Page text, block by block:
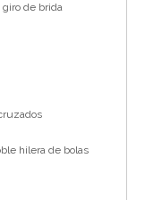
Português
English
Español
giro de brida
hilera de bolas